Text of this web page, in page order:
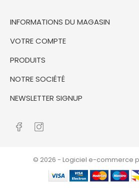
INFORMATIONS DU MAGASIN
VOTRE COMPTE
PRODUITS
NOTRE SOCIÉTÉ
NEWSLETTER SIGNUP
© 2026 - Logiciel e-commerce